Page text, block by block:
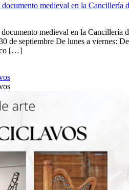
medieval en la Cancillería
medieval en la Cancillería
de septiembre De lunes a viernes: De
[…]